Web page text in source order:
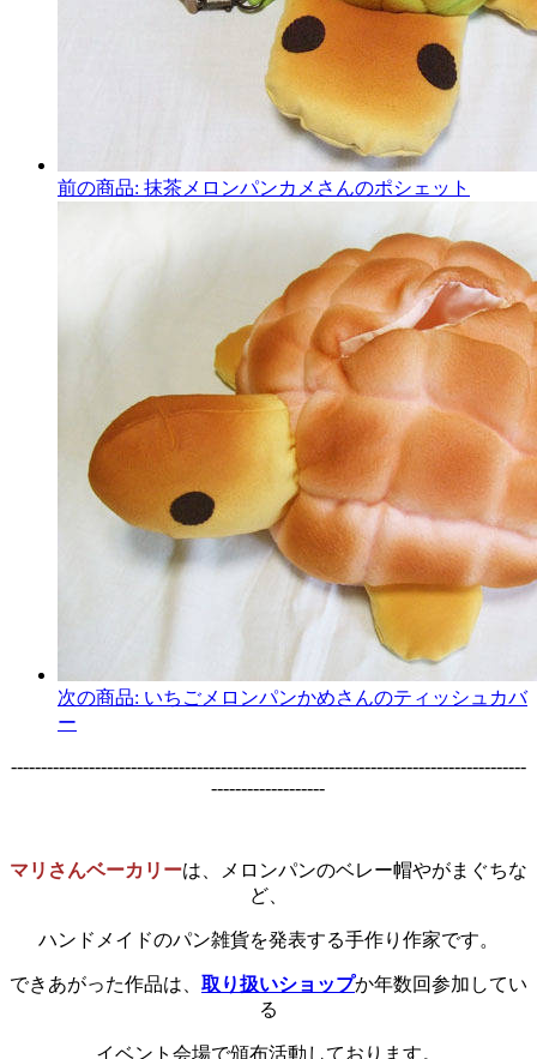
前の商品: 抹茶メロンパンカメさんのポシェット
次の商品: いちごメロンパンかめさんのティッシュカバ
ー
--------------------------------------------------------------------------------------
-------------------
マリさんベーカリーは、メロンパンのベレー帽やがまぐちな
ど、
ハンドメイドのパン雑貨を発表する手作り作家です。
できあがった作品は、 取り扱いショップか年数回参加してい
る
イベント会場で頒布活動しております。